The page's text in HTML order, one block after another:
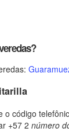
o código
+57 2 número